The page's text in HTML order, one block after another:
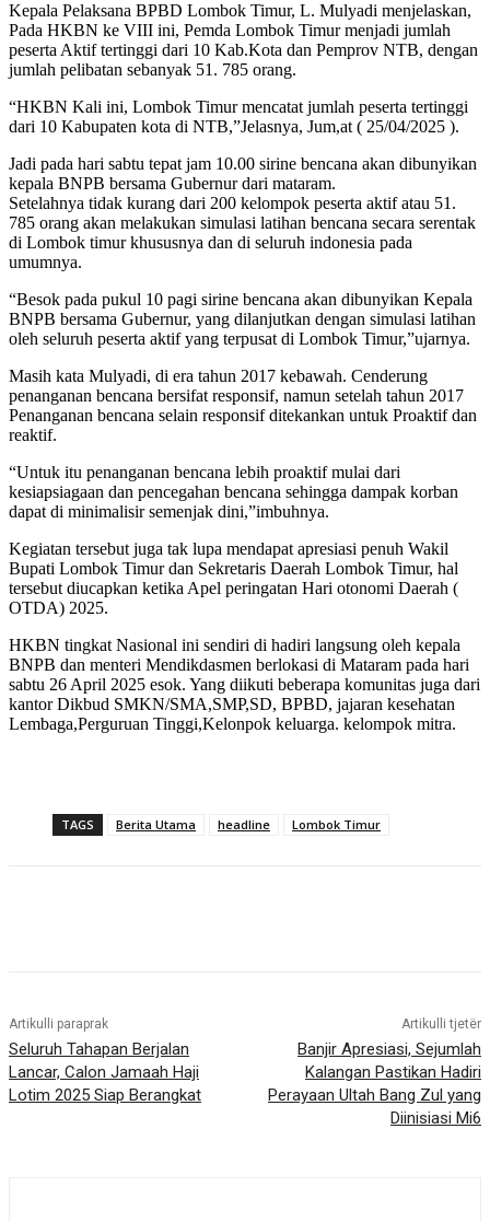
Kepala Pelaksana BPBD Lombok Timur, L. Mulyadi menjelaskan,
Pada HKBN ke VIII ini, Pemda Lombok Timur menjadi jumlah
peserta Aktif tertinggi dari 10 Kab.Kota dan Pemprov NTB, dengan
jumlah pelibatan sebanyak 51. 785 orang.
“HKBN Kali ini, Lombok Timur mencatat jumlah peserta tertinggi
dari 10 Kabupaten kota di NTB,”Jelasnya, Jum,at ( 25/04/2025 ).
Jadi pada hari sabtu tepat jam 10.00 sirine bencana akan dibunyikan
kepala BNPB bersama Gubernur dari mataram.
Setelahnya tidak kurang dari 200 kelompok peserta aktif atau 51.
785 orang akan melakukan simulasi latihan bencana secara serentak
di Lombok timur khususnya dan di seluruh indonesia pada
umumnya.
“Besok pada pukul 10 pagi sirine bencana akan dibunyikan Kepala
BNPB bersama Gubernur, yang dilanjutkan dengan simulasi latihan
oleh seluruh peserta aktif yang terpusat di Lombok Timur,”ujarnya.
Masih kata Mulyadi, di era tahun 2017 kebawah. Cenderung
penanganan bencana bersifat responsif, namun setelah tahun 2017
Penanganan bencana selain responsif ditekankan untuk Proaktif dan
reaktif.
“Untuk itu penanganan bencana lebih proaktif mulai dari
kesiapsiagaan dan pencegahan bencana sehingga dampak korban
dapat di minimalisir semenjak dini,”imbuhnya.
Kegiatan tersebut juga tak lupa mendapat apresiasi penuh Wakil
Bupati Lombok Timur dan Sekretaris Daerah Lombok Timur, hal
tersebut diucapkan ketika Apel peringatan Hari otonomi Daerah (
OTDA) 2025.
HKBN tingkat Nasional ini sendiri di hadiri langsung oleh kepala
BNPB dan menteri Mendikdasmen berlokasi di Mataram pada hari
sabtu 26 April 2025 esok. Yang diikuti beberapa komunitas juga dari
kantor Dikbud SMKN/SMA,SMP,SD, BPBD, jajaran kesehatan
Lembaga,Perguruan Tinggi,Kelonpok keluarga. kelompok mitra.
TAGS Berita Utama headline Lombok Timur
Artikulli paraprak
Seluruh Tahapan Berjalan
Lancar, Calon Jamaah Haji
Lotim 2025 Siap Berangkat
Artikulli tjetër
Banjir Apresiasi, Sejumlah
Kalangan Pastikan Hadiri
Perayaan Ultah Bang Zul yang
Diinisiasi Mi6